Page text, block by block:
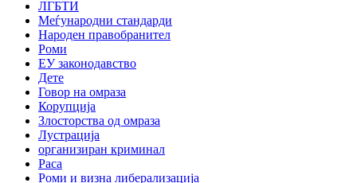
ЛГБТИ
Меѓународни стандарди
Народен правобранител
Роми
ЕУ законодавство
Дете
Говор на омраза
Корупција
Злосторства од омраза
Лустрација
организиран криминал
Раса
Роми и визна либерализација